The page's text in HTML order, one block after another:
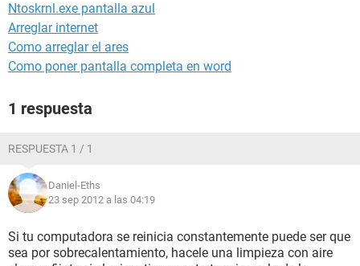
Ntoskrnl.exe pantalla azul
Arreglar internet
Como arreglar el ares
Como poner pantalla completa en word
1 respuesta
RESPUESTA 1 / 1
Daniel-Eths
23 sep 2012 a las 04:19
Si tu computadora se reinicia constantemente puede ser que
sea por sobrecalentamiento, hacele una limpieza con aire